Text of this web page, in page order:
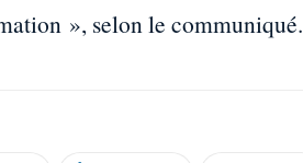
», selon le communiqué.